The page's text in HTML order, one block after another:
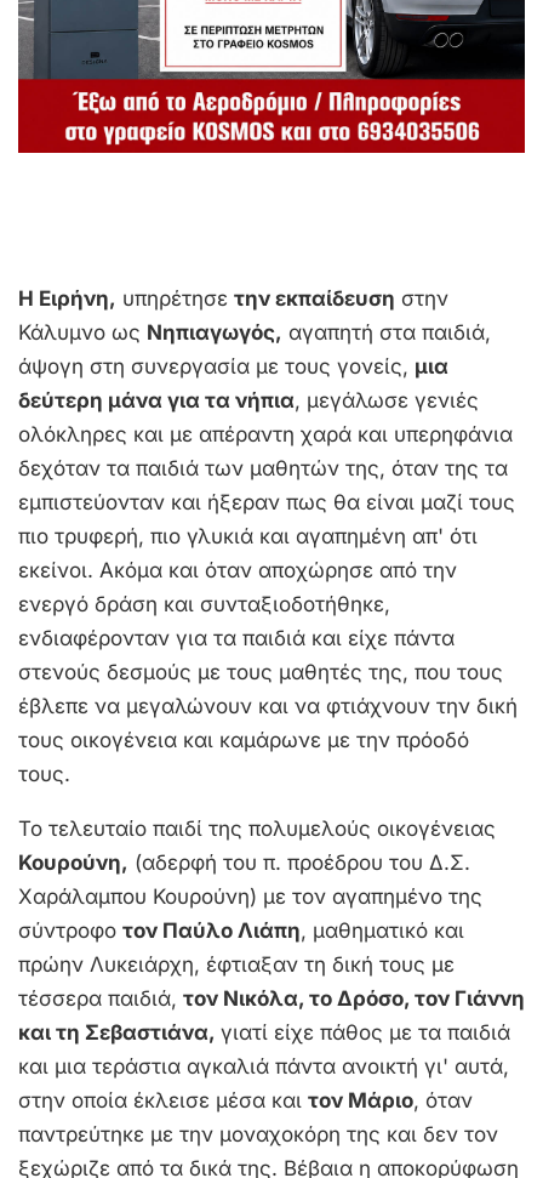
Η Ειρήνη, υπηρέτησε την εκπαίδευση στην
Κάλυμνο ως Νηπιαγωγός, αγαπητή στα παιδιά,
άψογη στη συνεργασία με τους γονείς, μια
δεύτερη μάνα για τα νήπια, μεγάλωσε γενιές
ολόκληρες και με απέραντη χαρά και υπερηφάνια
δεχόταν τα παιδιά των μαθητών της, όταν της τα
εμπιστεύονταν και ήξεραν πως θα είναι μαζί τους
πιο τρυφερή, πιο γλυκιά και αγαπημένη απ' ότι
εκείνοι. Ακόμα και όταν αποχώρησε από την
ενεργό δράση και συνταξιοδοτήθηκε,
ενδιαφέρονταν για τα παιδιά και είχε πάντα
στενούς δεσμούς με τους μαθητές της, που τους
έβλεπε να μεγαλώνουν και να φτιάχνουν την δική
τους οικογένεια και καμάρωνε με την πρόοδό
τους.
Το τελευταίο παιδί της πολυμελούς οικογένειας
Κουρούνη, (αδερφή του π. προέδρου του Δ.Σ.
Χαράλαμπου Κουρούνη) με τον αγαπημένο της
σύντροφο τον Παύλο Λιάπη, μαθηματικό και
πρώην Λυκειάρχη, έφτιαξαν τη δική τους με
τέσσερα παιδιά, τον Νικόλα, το Δρόσο, τον Γιάννη
και τη Σεβαστιάνα, γιατί είχε πάθος με τα παιδιά
και μια τεράστια αγκαλιά πάντα ανοικτή γι' αυτά,
στην οποία έκλεισε μέσα και τον Μάριο, όταν
παντρεύτηκε με την μοναχοκόρη της και δεν τον
ξεχώριζε από τα δικά της. Βέβαια η αποκορύφωση